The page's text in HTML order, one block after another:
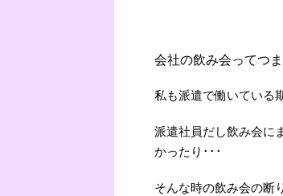
会社の飲み会ってつ
私も派遣で働いている
派遣社員だし飲み会に
かったり･･･
そんな時の飲み会の断